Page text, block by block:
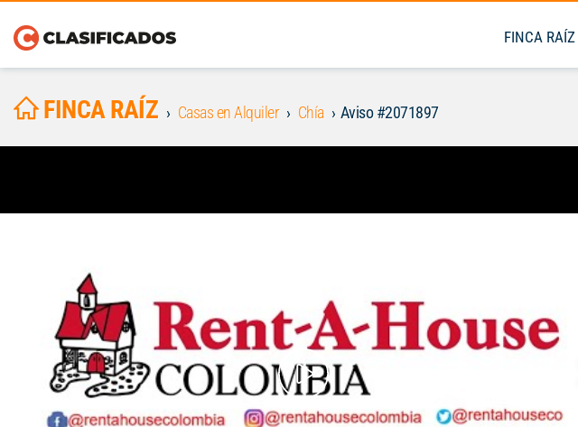
FINCA RAÍZ
FINCA RAÍZ Casas en Alquiler Chía Aviso #2071897